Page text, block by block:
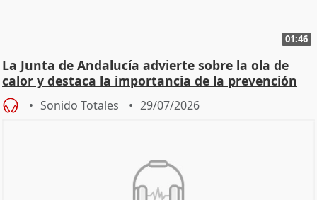
01:46
La Junta de Andalucía advierte sobre la ola de
calor y destaca la importancia de la prevención
Sonido Totales 29/07/2026